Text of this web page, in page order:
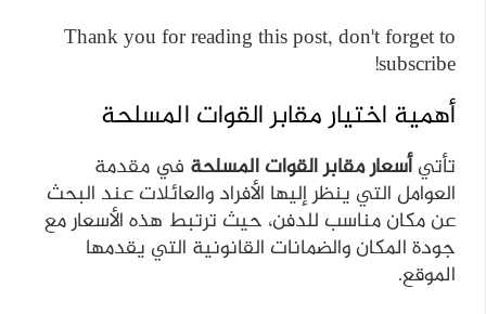
Thank you for reading this post, don't forget to
subscribe!
أهمية اختيار مقابر القوات المسلحة
تأتيأسعار مقابر القوات المسلحة في مقدمة
العوامل التي ينظر إليها الأفراد والعائلات عند البحث
عن مكان مناسب للدفن، حيث ترتبط هذه الأسعار مع
جودة المكان والضمانات القانونية التي يقدمها
الموقع.